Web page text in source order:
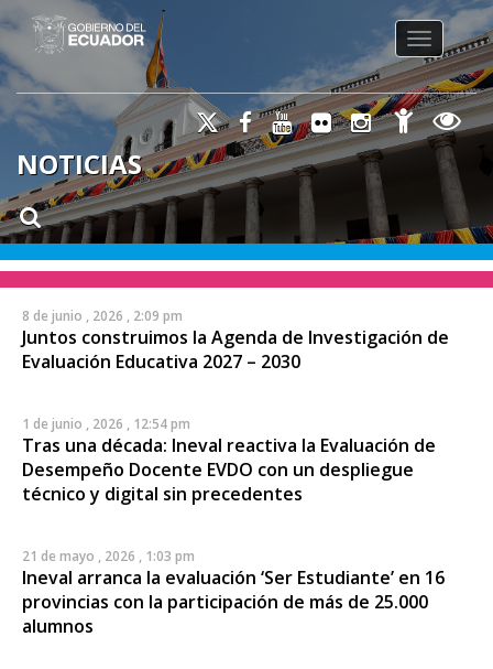
Toggle
NOTICIAS
8 de junio , 2026 , 2:09 pm
Juntos construimos la Agenda de Investigación de
Evaluación Educativa 2027 – 2030
1 de junio , 2026 , 12:54 pm
Tras una década: Ineval reactiva la Evaluación de
Desempeño Docente EVDO con un despliegue
técnico y digital sin precedentes
21 de mayo , 2026 , 1:03 pm
Ineval arranca la evaluación ‘Ser Estudiante’ en 16
provincias con la participación de más de 25.000
alumnos